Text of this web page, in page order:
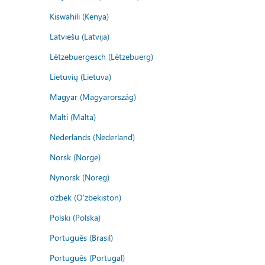
Kiswahili (Kenya)
Latviešu (Latvija)
Lëtzebuergesch (Lëtzebuerg)
Lietuvių (Lietuva)
Magyar (Magyarország)
Malti (Malta)
Nederlands (Nederland)
Norsk (Norge)
Nynorsk (Noreg)
o'zbek (O'zbekiston)
Polski (Polska)
Português (Brasil)
Português (Portugal)